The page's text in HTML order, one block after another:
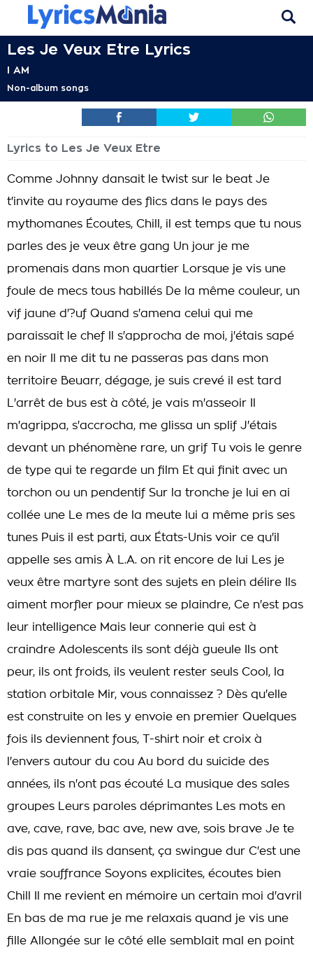
Les Je Veux Etre Lyrics
I AM
Non-album songs
Lyrics to Les Je Veux Etre
Comme Johnny dansait le twist sur le beat Je
t'invite au royaume des flics dans le pays des
mythomanes Écoutes, Chill, il est temps que tu nous
parles des je veux être gang Un jour je me
promenais dans mon quartier Lorsque je vis une
foule de mecs tous habillés De la même couleur, un
vif jaune d'?uf Quand s'amena celui qui me
paraissait le chef Il s'approcha de moi, j'étais sapé
en noir Il me dit tu ne passeras pas dans mon
territoire Beuarr, dégage, je suis crevé il est tard
L'arrêt de bus est à côté, je vais m'asseoir Il
m'agrippa, s'accrocha, me glissa un splif J'étais
devant un phénomène rare, un grif Tu vois le genre
de type qui te regarde un film Et qui finit avec un
torchon ou un pendentif Sur la tronche je lui en ai
collée une Le mes de la meute lui a même pris ses
tunes Puis il est parti, aux États-Unis voir ce qu'il
appelle ses amis À L.A. on rit encore de lui Les je
veux être martyre sont des sujets en plein délire Ils
aiment morfler pour mieux se plaindre, Ce n'est pas
leur intelligence Mais leur connerie qui est à
craindre Adolescents ils sont déjà gueule Ils ont
peur, ils ont froids, ils veulent rester seuls Cool, la
station orbitale Mir, vous connaissez ? Dès qu'elle
est construite on les y envoie en premier Quelques
fois ils deviennent fous, T-shirt noir et croix à
l'envers autour du cou Au bord du suicide des
années, ils n'ont pas écouté La musique des sales
groupes Leurs paroles déprimantes Les mots en
ave, cave, rave, bac ave, new ave, sois brave Je te
dis pas quand ils dansent, ça swingue dur C'est une
vraie souffrance Soyons explicites, écoutes bien
Chill Il me revient en mémoire un certain moi d'avril
En bas de ma rue je me relaxais quand je vis une
fille Allongée sur le côté elle semblait mal en point